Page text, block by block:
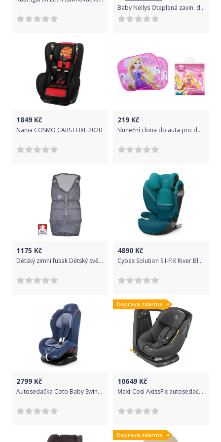
Baby Nellys Oteplená zavin. deka s kapucí minky+bavlna, 90 x 90 cm, Luční kvítky - růžová
1849 Kč
Nania COSMO CARS LUXE 2020
219 Kč
Sluneční clona do auta pro děti Bam Bam Princess
1175 Kč
Dětský zimní fusak Dětský svět 3v1 WINTER SPORT světle šedá/bílá
4890 Kč
Cybex Solution S I-FIX River Blue 2020
2799 Kč
Autosedačka Coto Baby Swing 9-25kg. 2018 - Blue Melange
Doprava zdarma
10649 Kč
Maxi-Cosi AxissFix autosedačka Authentic Black
Doprava zdarma